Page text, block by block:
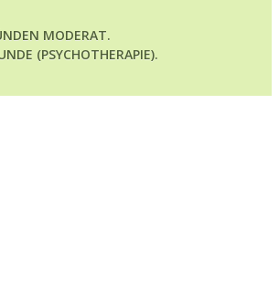
MODERAT.
(PSYCHOTHERAPIE).